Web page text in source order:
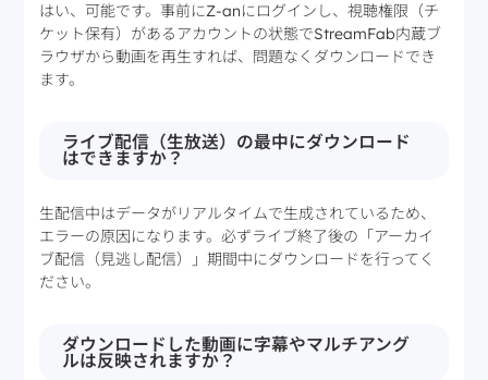
はい、可能です。事前にZ-anにログインし、視聴権限（チ
ケット保有）があるアカウントの状態でStreamFab内蔵ブ
ラウザから動画を再生すれば、問題なくダウンロードでき
ます。
ライブ配信（生放送）の最中にダウンロード
はできますか？
生配信中はデータがリアルタイムで生成されているため、
エラーの原因になります。必ずライブ終了後の「アーカイ
ブ配信（見逃し配信）」期間中にダウンロードを行ってく
ださい。
ダウンロードした動画に字幕やマルチアング
ルは反映されますか？